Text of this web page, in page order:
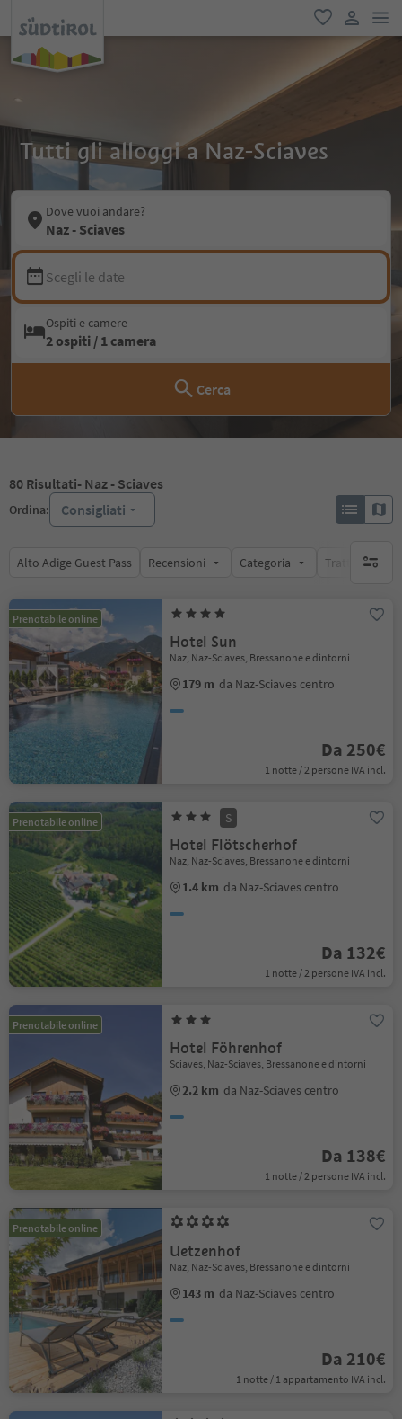
favoriti
user link
Tutti gli alloggi a Naz-Sciaves
Dove vuoi andare?
Naz - Sciaves
Scegli le date
Ospiti e camere
2 ospiti / 1 camera
Cerca
80 Risultati- Naz - Sciaves
Ordina: Consigliati
Alto Adige Guest Pass Recensioni Categoria Trattamento
Prenotabile online
Hotel Sun
Naz, Naz-Sciaves, Bressanone e dintorni
179 m da Naz-Sciaves centro
Da 250€
1 notte / 2 persone IVA incl.
Prenotabile online S
Hotel Flötscherhof
Naz, Naz-Sciaves, Bressanone e dintorni
1.4 km da Naz-Sciaves centro
Da 132€
1 notte / 2 persone IVA incl.
Prenotabile online
Hotel Föhrenhof
Sciaves, Naz-Sciaves, Bressanone e dintorni
2.2 km da Naz-Sciaves centro
Da 138€
1 notte / 2 persone IVA incl.
Prenotabile online
Uetzenhof
Naz, Naz-Sciaves, Bressanone e dintorni
143 m da Naz-Sciaves centro
Da 210€
1 notte / 1 appartamento IVA incl.